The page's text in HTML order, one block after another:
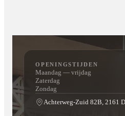
UV- en weersbestendig
Te monteren met lijm van Elite
Lange levensduur
OPENINGSTIJDEN
Maandag — vrijdag
Zaterdag
Zondag
Achterweg-Zuid 82B, 2161